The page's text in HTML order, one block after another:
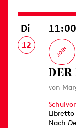
Di
12
11:00
DER
von
Libretto
Nach